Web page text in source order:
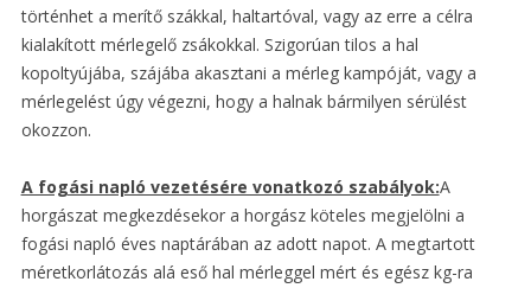
történhet a merítő szákkal, haltartóval, vagy az erre a célra
kialakított mérlegelő zsákokkal. Szigorúan tilos a hal
kopoltyújába, szájába akasztani a mérleg kampóját, vagy a
mérlegelést úgy végezni, hogy a halnak bármilyen sérülést
okozzon.
A fogási napló vezetésére vonatkozó szabályok:A
horgászat megkezdésekor a horgász köteles megjelölni a
fogási napló éves naptárában az adott napot. A megtartott
méretkorlátozás alá eső hal mérleggel mért és egész kg-ra